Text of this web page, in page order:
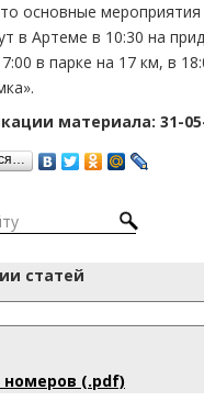
основные
в Артеме в 10:30 на
в парке на 17 км, в
материала: 31-
статей
номеров (.pdf)